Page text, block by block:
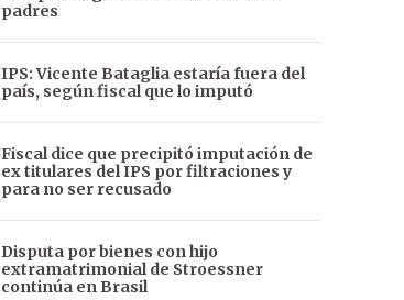
padres
IPS: Vicente Bataglia estaría fuera del
país, según fiscal que lo imputó
Fiscal dice que precipitó imputación de
ex titulares del IPS por filtraciones y
para no ser recusado
Disputa por bienes con hijo
extramatrimonial de Stroessner
continúa en Brasil